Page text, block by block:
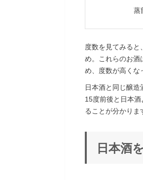
蒸
度数を見てみると
め。これらのお酒
め、度数が高くな
日本酒と同じ醸
15度前後と日本
ることが分かりま
日本酒